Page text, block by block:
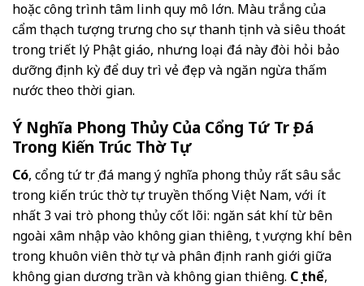
hoặc công trình tâm linh quy mô lớn. Màu trắng của
cẩm thạch tượng trưng cho sự thanh tịnh và siêu thoát
trong triết lý Phật giáo, nhưng loại đá này đòi hỏi bảo
dưỡng định kỳ để duy trì vẻ đẹp và ngăn ngừa thấm
nước theo thời gian.
Ý Nghĩa Phong Thủy Của Cổng Tứ Trụ Đá
Trong Kiến Trúc Thờ Tự
Có, cổng tứ trụ đá mang ý nghĩa phong thủy rất sâu sắc
trong kiến trúc thờ tự truyền thống Việt Nam, với ít
nhất 3 vai trò phong thủy cốt lõi: ngăn sát khí từ bên
ngoài xâm nhập vào không gian thiêng, tụ vượng khí bên
trong khuôn viên thờ tự và phân định ranh giới giữa
không gian dương trần và không gian thiêng. Cụ thể,